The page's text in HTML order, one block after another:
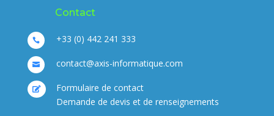
Contact
 +33 (0) 442 241 333
 contact@axis-informatique.com

Formulaire de contact
Demande de devis et de renseignements